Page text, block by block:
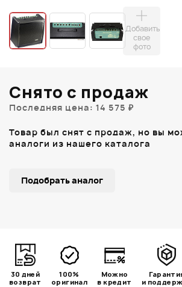
Добавить
свое
фото
Снято с продаж
Последняя цена: 14 575 ₽
Товар был снят с продаж, но вы
аналоги из нашего каталога
Подобрать аналог
30 дней
возврат
100%
оригинал
Можно
в кредит
и